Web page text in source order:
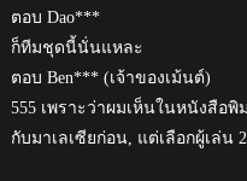
ตอบ Dao***
ก็ทีมชุดนี้นั่นแหละ
ตอบ Ben*** (เจ้าของเม้นต์)
555 เพราะว่าผมเห็นในหนังสือ
กับมาเลเซียก่อน, แต่เลือกผู้เล่น